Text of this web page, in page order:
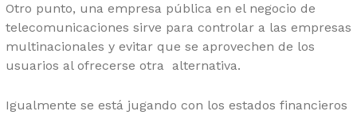
Otro punto, una empresa pública en el negocio de
telecomunicaciones sirve para controlar a las empresas
multinacionales y evitar que se aprovechen de los
usuarios al ofrecerse otra alternativa.
Igualmente se está jugando con los estados financieros